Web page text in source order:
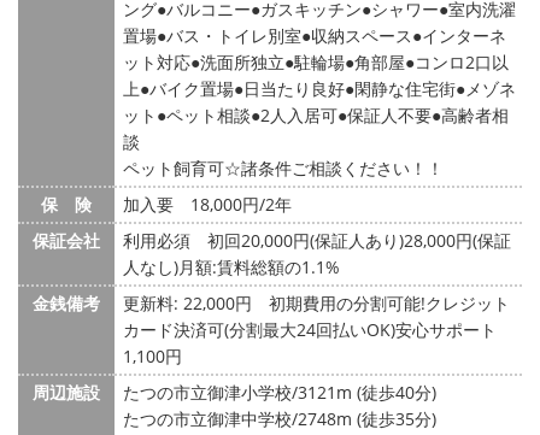
ング バルコニー ガスキッチン シャワー 室内洗濯
置場 バス・トイレ別室 収納スペース インターネ
ット対応 洗面所独立 駐輪場 角部屋 コンロ2口以
上 バイク置場 日当たり良好 閑静な住宅街 メゾネ
ット ペット相談 2人入居可 保証人不要 高齢者相
談
ペット飼育可☆諸条件ご相談ください！！
保 険
加入要 18,000円/2年
保証会社
利用必須 初回20,000円(保証人あり)28,000円(保証
人なし)月額:賃料総額の1.1%
金銭備考
更新料: 22,000円
初期費用の分割可能!クレジット
カード決済可(分割最大24回払いOK)安心サポート
1,100円
周辺施設
たつの市立御津小学校/3121m (徒歩40分)
たつの市立御津中学校/2748m (徒歩35分)